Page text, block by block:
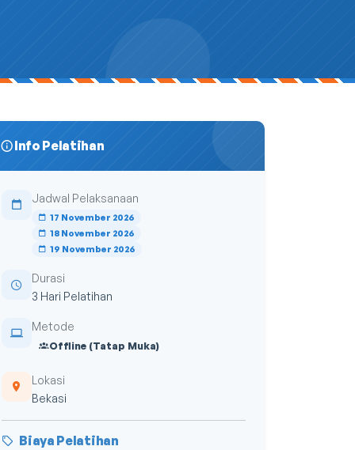
Info Pelatihan
Jadwal Pelaksanaan
17 November 2026
18 November 2026
19 November 2026
Durasi
3 Hari Pelatihan
Metode
Offline (Tatap Muka)
Lokasi
Bekasi
Biaya Pelatihan